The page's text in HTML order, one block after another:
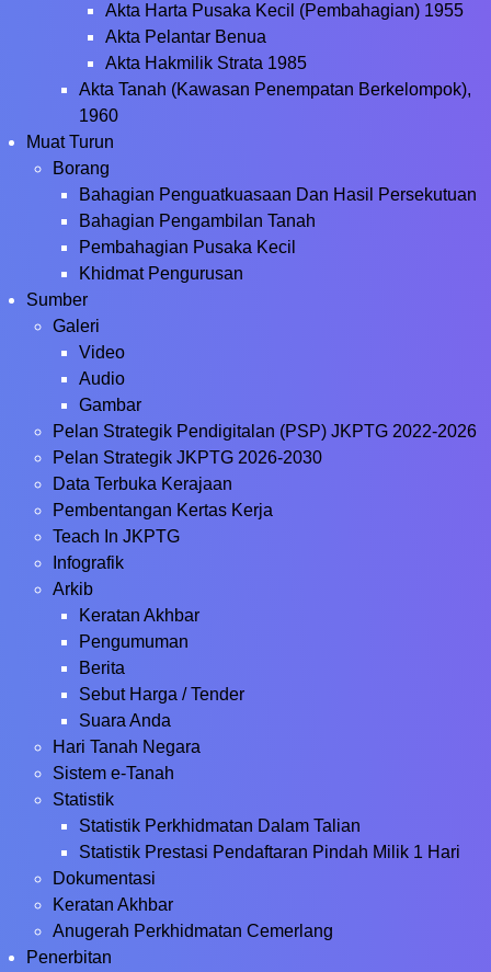
Akta Harta Pusaka Kecil (Pembahagian) 1955
Akta Pelantar Benua
Akta Hakmilik Strata 1985
Akta Tanah (Kawasan Penempatan Berkelompok),
1960
Muat Turun
Borang
Bahagian Penguatkuasaan Dan Hasil Persekutuan
Bahagian Pengambilan Tanah
Pembahagian Pusaka Kecil
Khidmat Pengurusan
Sumber
Galeri
Video
Audio
Gambar
Pelan Strategik Pendigitalan (PSP) JKPTG 2022-2026
Pelan Strategik JKPTG 2026-2030
Data Terbuka Kerajaan
Pembentangan Kertas Kerja
Teach In JKPTG
Infografik
Arkib
Keratan Akhbar
Pengumuman
Berita
Sebut Harga / Tender
Suara Anda
Hari Tanah Negara
Sistem e-Tanah
Statistik
Statistik Perkhidmatan Dalam Talian
Statistik Prestasi Pendaftaran Pindah Milik 1 Hari
Dokumentasi
Keratan Akhbar
Anugerah Perkhidmatan Cemerlang
Penerbitan